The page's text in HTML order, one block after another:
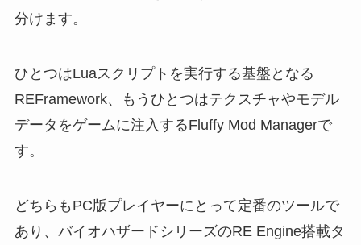
分けます。
ひとつはLuaスクリプトを実行する基盤となる
REFramework、もうひとつはテクスチャやモデル
データをゲームに注入するFluffy Mod Managerで
す。
どちらもPC版プレイヤーにとって定番のツールで
あり、バイオハザードシリーズのRE Engine搭載タ